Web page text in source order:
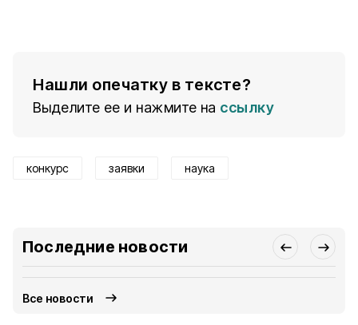
Нашли опечатку в тексте?
Выделите ее и нажмите на ссылку
конкурс заявки наука
Последние новости
Все новости